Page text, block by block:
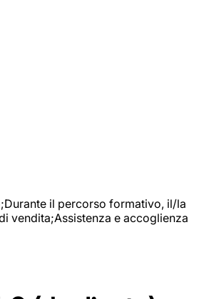
il percorso formativo, il/la
vendita;Assistenza e accoglienza